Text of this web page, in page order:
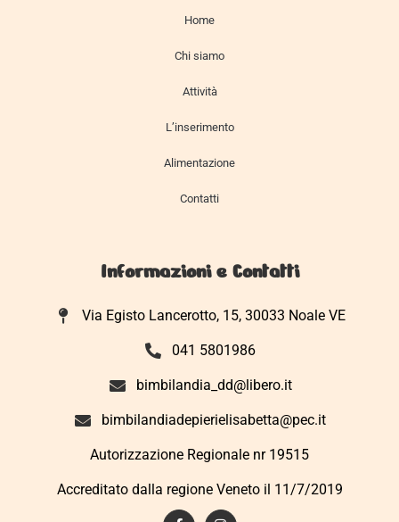
Home
Chi siamo
Attività
L’inserimento
Alimentazione
Contatti
Informazioni e Contatti
Via Egisto Lancerotto, 15, 30033 Noale VE
041 5801986
bimbilandia_dd@libero.it
bimbilandiadepierielisabetta@pec.it
Autorizzazione Regionale nr 19515
Accreditato dalla regione Veneto il 11/7/2019